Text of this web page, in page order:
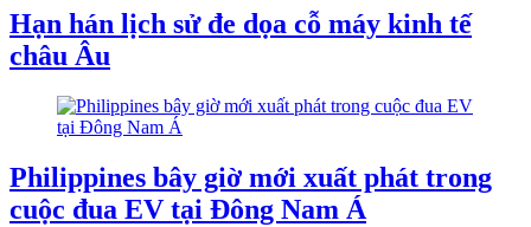
Hạn hán lịch sử đe dọa cỗ máy kinh tế
châu Âu
Philippines bây giờ mới xuất phát trong
cuộc đua EV tại Đông Nam Á